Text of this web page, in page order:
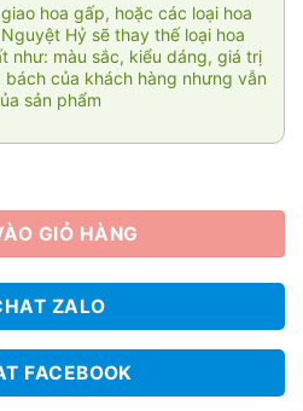
hoa gấp, hoặc các loại hoa
Hỷ sẽ thay thế loại hoa
như: màu sắc, kiểu dáng, giá trị
của khách hàng nhưng vẫn
sản phẩm
lượng
GIỎ HÀNG
ZALO
FACEBOOK